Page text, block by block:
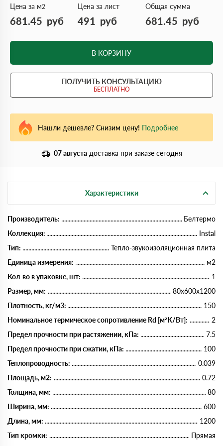
Цена за м2
681.45 руб
Цена за лист
491 руб
Общая сумма
681.45 руб
В КОРЗИНУ
ПОЛУЧИТЬ КОНСУЛЬТАЦИЮ
БЕСПЛАТНО
Нашли дешевле? Снизим цену! Подробнее
07 августа доставка при заказе сегодня
Характеристики
Производитель:
Белтермо
Коллекция:
Instal
Тип:
Тепло-звукоизоляционная плита
Единица измерения:
м2
Кол-во в упаковке, шт:
1
Размер, мм:
80х600х1200
Плотность, кг/м3:
150
Номинальное термическое сопротивление Rd [м²К/Вт]:
2
Предел прочности при растяжении, кПа:
7.5
Предел прочности при сжатии, кПа:
100
Теплопроводность:
0.039
Площадь, м2:
0.72
Толщина, мм:
80
Ширина, мм:
600
Длина, мм:
1200
Тип кромки:
Прямая